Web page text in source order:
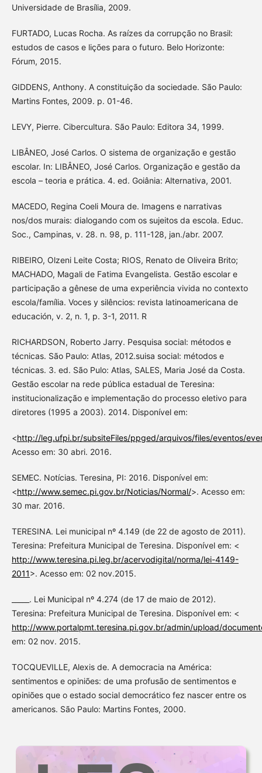
Universidade de Brasília, 2009.
FURTADO, Lucas Rocha. As raízes da corrupção no Brasil:
estudos de casos e lições para o futuro. Belo Horizonte:
Fórum, 2015.
GIDDENS, Anthony. A constituição da sociedade. São Paulo:
Martins Fontes, 2009. p. 01-46.
LEVY, Pierre. Cibercultura. São Paulo: Editora 34, 1999.
LIBÂNEO, José Carlos. O sistema de organização e gestão
escolar. In: LIBÂNEO, José Carlos. Organização e gestão da
escola – teoria e prática. 4. ed. Goiânia: Alternativa, 2001.
MACEDO, Regina Coeli Moura de. Imagens e narrativas
nos/dos murais: dialogando com os sujeitos da escola. Educ.
Soc., Campinas, v. 28. n. 98, p. 111-128, jan./abr. 2007.
RIBEIRO, Olzeni Leite Costa; RIOS, Renato de Oliveira Brito;
MACHADO, Magali de Fatima Evangelista. Gestão escolar e
participação a gênese de uma experiência vivida no contexto
escola/família. Voces y silêncios: revista latinoamericana de
educación, v. 2, n. 1, p. 3-1, 2011. R
RICHARDSON, Roberto Jarry. Pesquisa social: métodos e
técnicas. São Paulo: Atlas, 2012.suisa social: métodos e
técnicas. 3. ed. São Pulo: Atlas, SALES, Maria José da Costa.
Gestão escolar na rede pública estadual de Teresina:
institucionalização e implementação do processo eletivo para
diretores (1995 a 2003). 2014. Disponível em:
<http://leg.ufpi.br/subsiteFiles/ppged/arquivos/files/eventos/
Acesso em: 30 abri. 2016.
SEMEC. Notícias. Teresina, PI: 2016. Disponível em:
<http://www.semec.pi.gov.br/Noticias/Normal/>. Acesso em:
30 mar. 2016.
TERESINA. Lei municipal nº 4.149 (de 22 de agosto de 2011).
Teresina: Prefeitura Municipal de Teresina. Disponível em: <
http://www.teresina.pi.leg.br/acervodigital/norma/lei-4149-
2011>. Acesso em: 02 nov.2015.
_____. Lei Municipal nº 4.274 (de 17 de maio de 2012).
Teresina: Prefeitura Municipal de Teresina. Disponível em: <
http://www.portalpmt.teresina.pi.gov.br/admin/upload/
em: 02 nov. 2015.
TOCQUEVILLE, Alexis de. A democracia na América:
sentimentos e opiniões: de uma profusão de sentimentos e
opiniões que o estado social democrático fez nascer entre os
americanos. São Paulo: Martins Fontes, 2000.